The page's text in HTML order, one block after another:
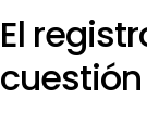
El
cuestión